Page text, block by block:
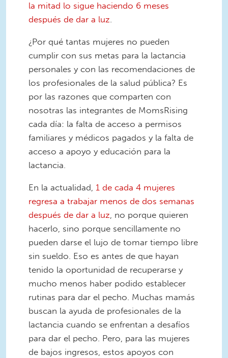
la mitad lo sigue haciendo 6 meses
después de dar a luz.
¿Por qué tantas mujeres no pueden
cumplir con sus metas para la lactancia
personales y con las recomendaciones de
los profesionales de la salud pública? Es
por las razones que comparten con
nosotras las integrantes de MomsRising
cada día: la falta de acceso a permisos
familiares y médicos pagados y la falta de
acceso a apoyo y educación para la
lactancia.
En la actualidad, 1 de cada 4 mujeres
regresa a trabajar menos de dos semanas
después de dar a luz, no porque quieren
hacerlo, sino porque sencillamente no
pueden darse el lujo de tomar tiempo libre
sin sueldo. Eso es antes de que hayan
tenido la oportunidad de recuperarse y
mucho menos haber podido establecer
rutinas para dar el pecho. Muchas mamás
buscan la ayuda de profesionales de la
lactancia cuando se enfrentan a desafíos
para dar el pecho. Pero, para las mujeres
de bajos ingresos, estos apoyos con